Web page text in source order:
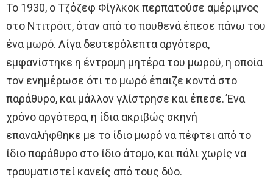
Το 1930, ο Τζόζεφ Φίγλκοκ περπατούσε αμέριμνος
στο Ντιτρόιτ, όταν από το πουθενά έπεσε πάνω του
ένα μωρό. Λίγα δευτερόλεπτα αργότερα,
εμφανίστηκε η έντρομη μητέρα του μωρού, η οποία
τον ενημέρωσε ότι το μωρό έπαιζε κοντά στο
παράθυρο, και μάλλον γλίστρησε και έπεσε. Ένα
χρόνο αργότερα, η ίδια ακριβώς σκηνή
επαναλήφθηκε με το ίδιο μωρό να πέφτει από το
ίδιο παράθυρο στο ίδιο άτομο, και πάλι χωρίς να
τραυματιστεί κανείς από τους δύο.